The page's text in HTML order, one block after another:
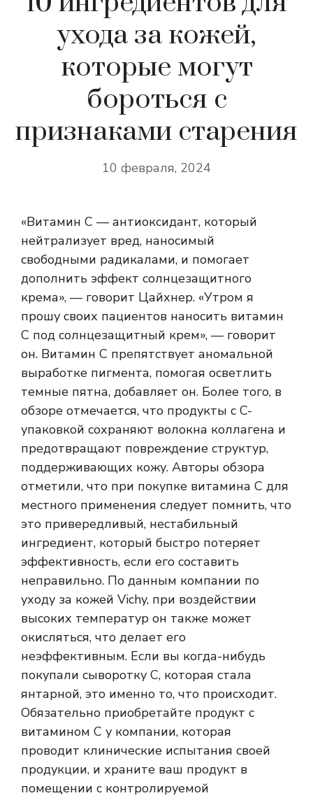
ухода за кожей,
которые могут
бороться с
признаками старения
10 февраля, 2024
«Витамин С — антиоксидант, который
нейтрализует вред, наносимый
свободными радикалами, и помогает
дополнить эффект солнцезащитного
крема», — говорит Цайхнер. «Утром я
прошу своих пациентов наносить витамин
С под солнцезащитный крем», — говорит
он. Витамин С препятствует аномальной
выработке пигмента, помогая осветлить
темные пятна, добавляет он. Более того, в
обзоре отмечается, что продукты с C-
упаковкой сохраняют волокна коллагена и
предотвращают повреждение структур,
поддерживающих кожу. Авторы обзора
отметили, что при покупке витамина С для
местного применения следует помнить, что
это привередливый, нестабильный
ингредиент, который быстро потеряет
эффективность, если его составить
неправильно. По данным компании по
уходу за кожей Vichy, при воздействии
высоких температур он также может
окисляться, что делает его
неэффективным. Если вы когда-нибудь
покупали сыворотку C, которая стала
янтарной, это именно то, что происходит.
Обязательно приобретайте продукт с
витамином С у компании, которая
проводит клинические испытания своей
продукции, и храните ваш продукт в
помещении с контролируемой